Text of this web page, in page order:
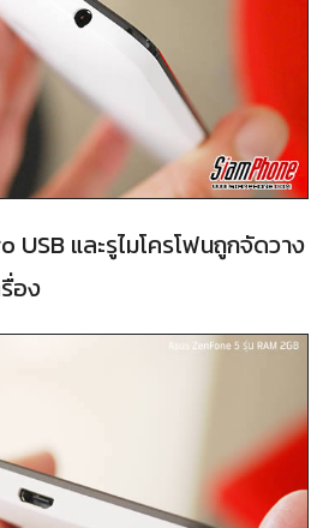
และรูไมโครโฟนถูกจัดวาง
อง